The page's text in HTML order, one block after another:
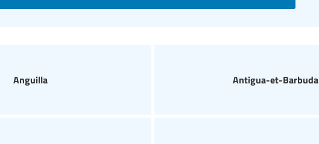
Anguilla Antigua-et-Barbuda